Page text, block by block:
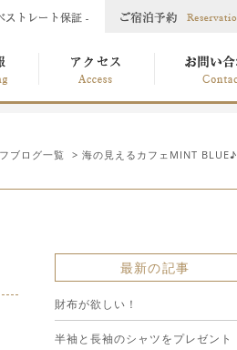
ブログ一覧 > 海の見えるカフェMINT BLUE♪
最新の記事
財布が欲しい！
半袖と長袖のシャツをプレゼント